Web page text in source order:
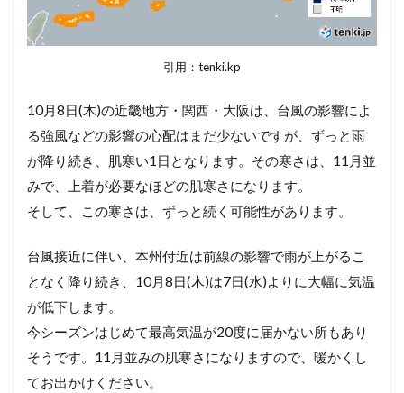
引用：tenki.kp
10月8日(木)の近畿地方・関西・大阪は、台風の影響によ
る強風などの影響の心配はまだ少ないですが、ずっと雨
が降り続き、肌寒い1日となります。その寒さは、11月並
みで、上着が必要なほどの肌寒さになります。
そして、この寒さは、ずっと続く可能性があります。
台風接近に伴い、本州付近は前線の影響で雨が上がるこ
となく降り続き、10月8日(木)は7日(水)よりに大幅に気温
が低下します。
今シーズンはじめて最高気温が20度に届かない所もあり
そうです。11月並みの肌寒さになりますので、暖かくし
てお出かけください。